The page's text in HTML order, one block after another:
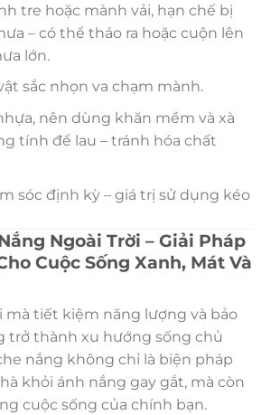
tre hoặc mành vải, hạn chế bị
– có thể tháo ra hoặc cuộn lên
lớn.
sắc nhọn va chạm mành.
nên dùng khăn mềm và xà
tính để lau – tránh hóa chất
sóc định kỳ – giá trị sử dụng kéo
Ngoài Trời – Giải Pháp
Cuộc Sống Xanh, Mát Và
mà tiết kiệm năng lượng và bảo
trở thành xu hướng sống chủ
nắng không chỉ là biện pháp
khỏi ánh nắng gay gắt, mà còn
cuộc sống của chính bạn.